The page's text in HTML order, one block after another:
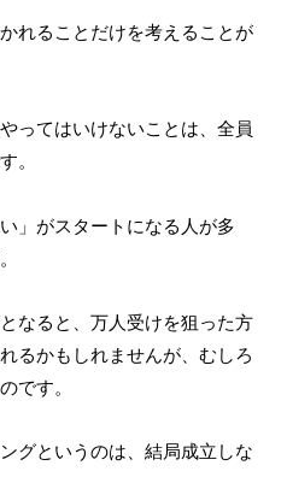
れることだけを考えることが
ってはいけないことは、全員
。
」がスタートになる人が多
なると、万人受けを狙った方
るかもしれませんが、むしろ
です。
グというのは、結局成立しな